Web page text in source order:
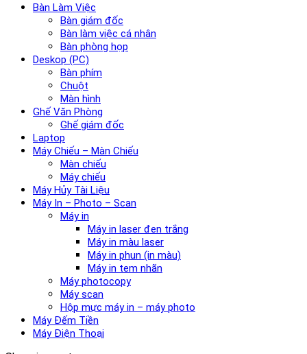
Bàn Làm Việc
Bàn giám đốc
Bàn làm việc cá nhân
Bàn phòng họp
Deskop (PC)
Bàn phím
Chuột
Màn hình
Ghế Văn Phòng
Ghế giám đốc
Laptop
Máy Chiếu – Màn Chiếu
Màn chiếu
Máy chiếu
Máy Hủy Tài Liệu
Máy In – Photo – Scan
Máy in
Máy in laser đen trắng
Máy in màu laser
Máy in phun (in màu)
Máy in tem nhãn
Máy photocopy
Máy scan
Hộp mực máy in – máy photo
Máy Đếm Tiền
Máy Điện Thoại